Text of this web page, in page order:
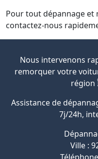
Pour tout dépannage et
contactez-nous
Nous intervenons
remorquer votre
région
Assistance de
7j/24h,
Ville :